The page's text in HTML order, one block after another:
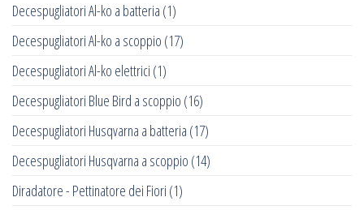
Decespugliatori Al-ko a batteria (1)
Decespugliatori Al-ko a scoppio (17)
Decespugliatori Al-ko elettrici (1)
Decespugliatori Blue Bird a scoppio (16)
Decespugliatori Husqvarna a batteria (17)
Decespugliatori Husqvarna a scoppio (14)
Diradatore - Pettinatore dei Fiori (1)